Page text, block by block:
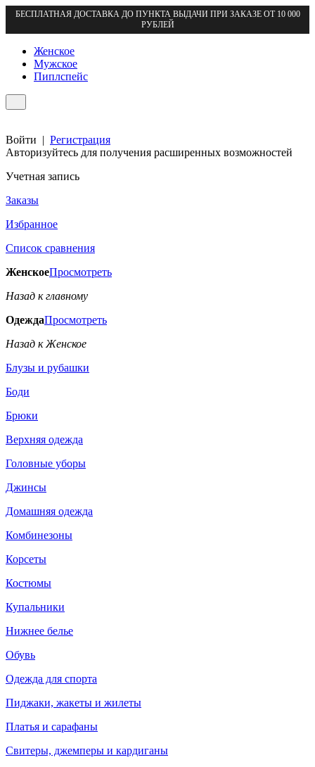
БЕСПЛАТНАЯ ДОСТАВКА ДО ПУНКТА ВЫДАЧИ ПРИ ЗАКАЗЕ ОТ 10 000
РУБЛЕЙ
Женское
Мужское
Пиплспейс
Войти | Регистрация
Авторизуйтесь для получения расширенных возможностей
Учетная запись
Заказы
Избранное
Список сравнения
ЖенскоеПросмотреть
Назад к главному
ОдеждаПросмотреть
Назад к Женское
Блузы и рубашки
Боди
Брюки
Верхняя одежда
Головные уборы
Джинсы
Домашняя одежда
Комбинезоны
Корсеты
Костюмы
Купальники
Нижнее белье
Обувь
Одежда для спорта
Пиджаки, жакеты и жилеты
Платья и сарафаны
Свитеры, джемперы и кардиганы